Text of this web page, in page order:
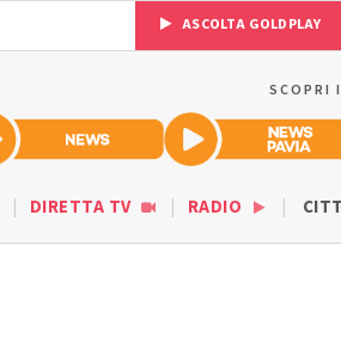
ASCOLTA GOLDPLAY
SCOPRI
DIRETTA TV RADIO